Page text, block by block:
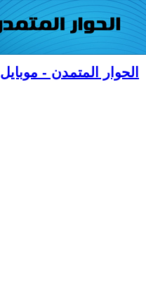
الحوار المتمدن - موبايل